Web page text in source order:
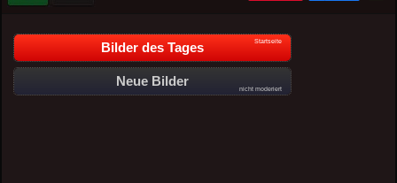
Bilder des Tages Startseite
Neue Bilder
nicht moderiert